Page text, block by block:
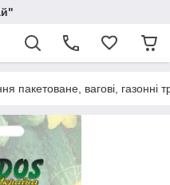
пакетоване, вагові, газонні